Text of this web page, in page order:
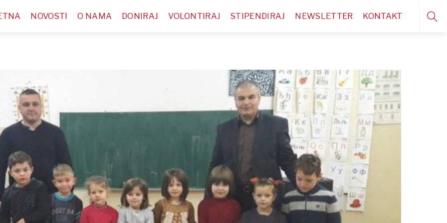
NOVOSTI O NAMA DONIRAJ VOLONTIRAJ STIPENDIRAJ NEWSLETTER KONTAKT